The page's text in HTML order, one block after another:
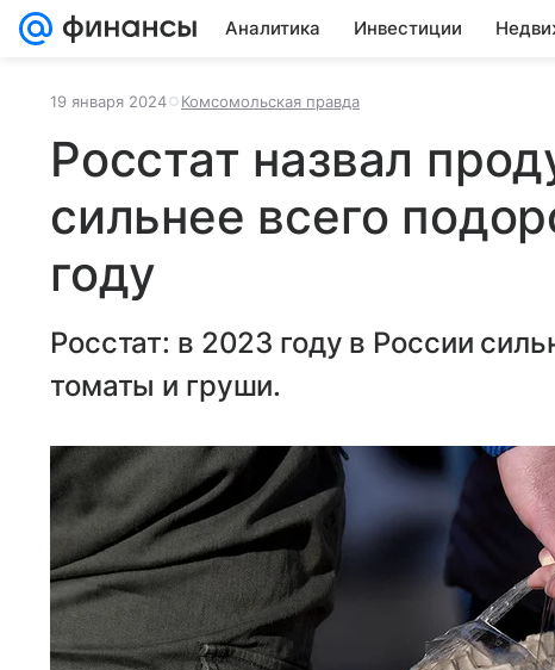
Аналитика Инвестиции
19 января 2024 Комсомольская правда
Росстат назвал
сильнее всего
году
Росстат: в 2023 году в России
томаты и груши.